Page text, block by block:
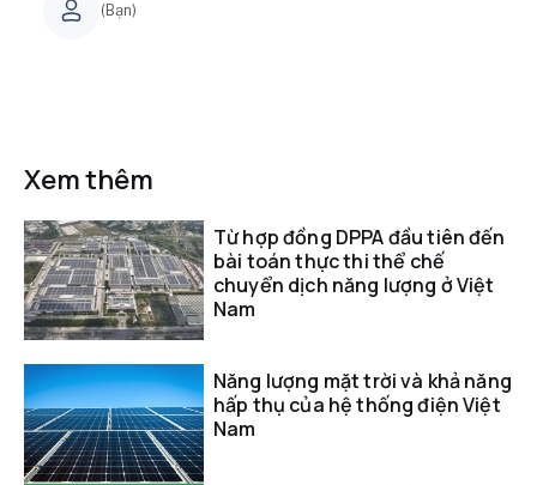
(Bạn)
Xem thêm
Từ hợp đồng DPPA đầu tiên đến
bài toán thực thi thể chế
chuyển dịch năng lượng ở Việt
Nam
Năng lượng mặt trời và khả năng
hấp thụ của hệ thống điện Việt
Nam